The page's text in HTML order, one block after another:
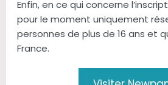
Enfin, en ce qui concerne
pour le moment uniquement
personnes de plus de 16 ans et
France.